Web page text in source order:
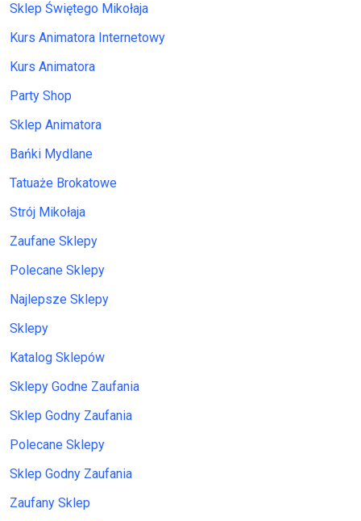
Sklep Świętego Mikołaja
Kurs Animatora Internetowy
Kurs Animatora
Party Shop
Sklep Animatora
Bańki Mydlane
Tatuaże Brokatowe
Strój Mikołaja
Zaufane Sklepy
Polecane Sklepy
Najlepsze Sklepy
Sklepy
Katalog Sklepów
Sklepy Godne Zaufania
Sklep Godny Zaufania
Polecane Sklepy
Sklep Godny Zaufania
Zaufany Sklep